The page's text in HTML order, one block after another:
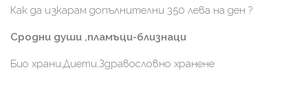
Как да изкарам допълнителни 350 лева на ден ?
Сродни души ,пламъци-близнаци
Био храни,Диети,Здравословно хранене